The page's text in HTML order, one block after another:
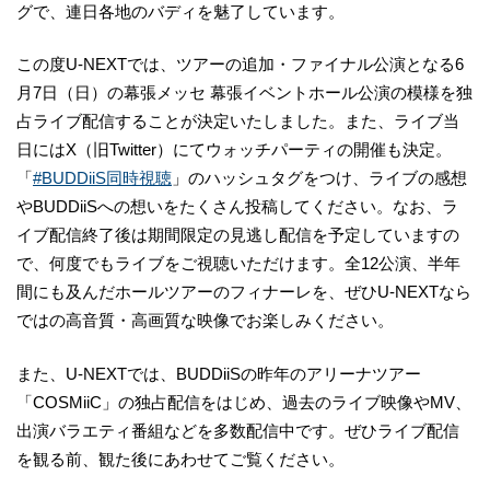
グで、連日各地のバディを魅了しています。
この度U-NEXTでは、ツアーの追加・ファイナル公演となる6
月7日（日）の幕張メッセ 幕張イベントホール公演の模様を独
占ライブ配信することが決定いたしました。また、ライブ当
日にはX（旧Twitter）にてウォッチパーティの開催も決定。
「#BUDDiiS同時視聴 」のハッシュタグをつけ、ライブの感想
やBUDDiiSへの想いをたくさん投稿してください。なお、ラ
イブ配信終了後は期間限定の見逃し配信を予定していますの
で、何度でもライブをご視聴いただけます。全12公演、半年
間にも及んだホールツアーのフィナーレを、ぜひU-NEXTなら
ではの高音質・高画質な映像でお楽しみください。
また、U-NEXTでは、BUDDiiSの昨年のアリーナツアー
「COSMiiC」の独占配信をはじめ、過去のライブ映像やMV、
出演バラエティ番組などを多数配信中です。ぜひライブ配信
を観る前、観た後にあわせてご覧ください。